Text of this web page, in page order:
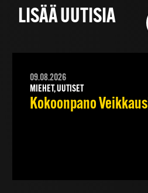
LISÄÄ UUTISIA
09.08.2026
MIEHET, UUTISET
Kokoonpano